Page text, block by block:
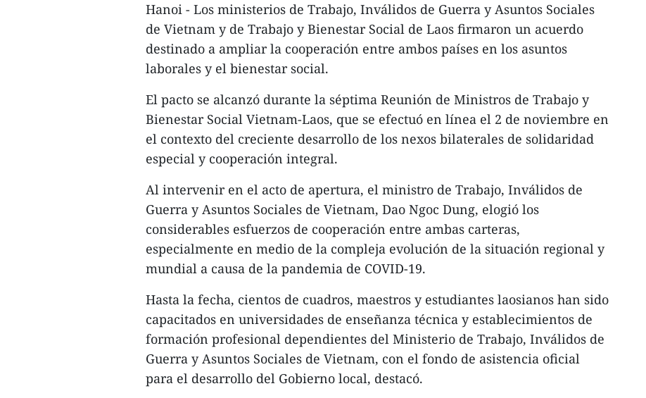
Hanoi - Los ministerios de Trabajo, Inválidos de Guerra y Asuntos Sociales
de Vietnam y de Trabajo y Bienestar Social de Laos firmaron un acuerdo
destinado a ampliar la cooperación entre ambos países en los asuntos
laborales y el bienestar social.
El pacto se alcanzó durante la séptima Reunión de Ministros de Trabajo y
Bienestar Social Vietnam-Laos, que se efectuó en línea el 2 de noviembre en
el contexto del creciente desarrollo de los nexos bilaterales de solidaridad
especial y cooperación integral.
Al intervenir en el acto de apertura, el ministro de Trabajo, Inválidos de
Guerra y Asuntos Sociales de Vietnam, Dao Ngoc Dung, elogió los
considerables esfuerzos de cooperación entre ambas carteras,
especialmente en medio de la compleja evolución de la situación regional y
mundial a causa de la pandemia de COVID-19.
Hasta la fecha, cientos de cuadros, maestros y estudiantes laosianos han sido
capacitados en universidades de enseñanza técnica y establecimientos de
formación profesional dependientes del Ministerio de Trabajo, Inválidos de
Guerra y Asuntos Sociales de Vietnam, con el fondo de asistencia oficial
para el desarrollo del Gobierno local, destacó.